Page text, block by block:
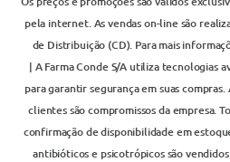
pela internet. As vendas on-line são
de Distribuição (CD). Para mais
| A Farma Conde S/A utiliza tecnologias
para garantir segurança em suas
clientes são compromissos da empresa.
confirmação de disponibilidade em
antibióticos e psicotrópicos são